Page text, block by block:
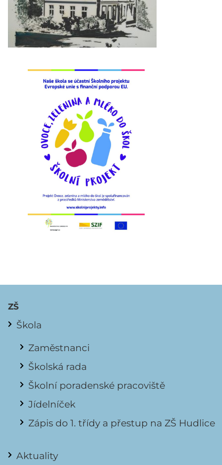
ZŠ
Škola
Zaměstnanci
Školská rada
Školní poradenské pracoviště
Jídelníček
Zápis do 1. třídy a přestup na ZŠ Hudlice
Aktuality